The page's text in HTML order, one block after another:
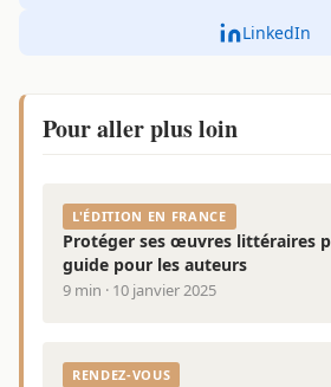
LinkedIn
Pour aller plus loin
L'ÉDITION EN FRANCE
Protéger ses œuvres littéraires
guide pour les auteurs
9 min · 10 janvier 2025
RENDEZ-VOUS